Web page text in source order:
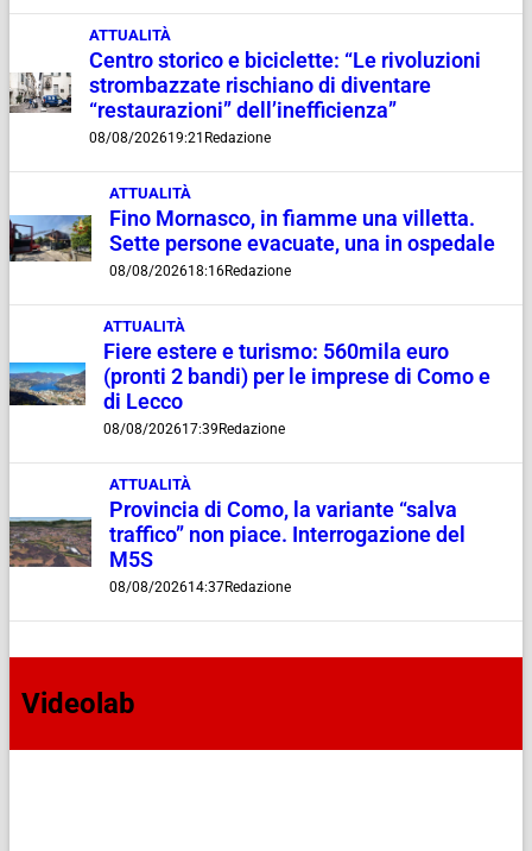
ATTUALITÀ
Centro storico e biciclette: “Le rivoluzioni
strombazzate rischiano di diventare
“restaurazioni” dell’inefficienza”
08/08/202619:21 Redazione
ATTUALITÀ
Fino Mornasco, in fiamme una villetta.
Sette persone evacuate, una in ospedale
08/08/202618:16Redazione
ATTUALITÀ
Fiere estere e turismo: 560mila euro
(pronti 2 bandi) per le imprese di Como e
di Lecco
08/08/202617:39 Redazione
ATTUALITÀ
Provincia di Como, la variante “salva
traffico” non piace. Interrogazione del
M5S
08/08/202614:37Redazione
Videolab